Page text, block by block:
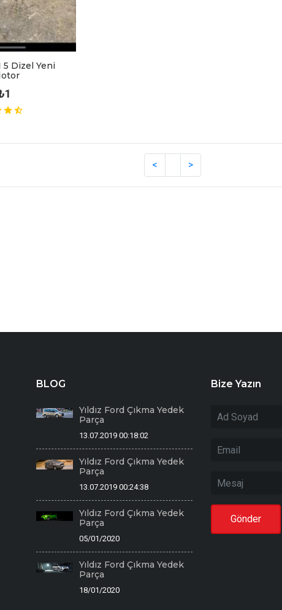
5 Dizel Yeni
BLOG
Yıldız Ford Çıkma Yedek
Parça
13.07.2019 00:18:02
Yıldız Ford Çıkma Yedek
Parça
13.07.2019 00:24:38
Yıldız Ford Çıkma Yedek
Parça
05/01/2020
Yıldız Ford Çıkma Yedek
Parça
18/01/2020
Bize Yazın